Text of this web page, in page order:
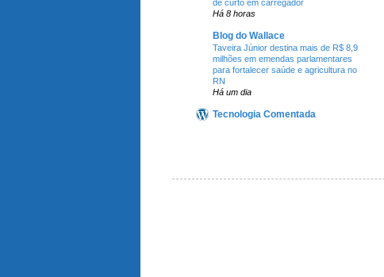
de curto em carregador
Há 8 horas
Blog do Wallace
Taveira Júnior destina mais de R$ 8,9
milhões em emendas parlamentares
para fortalecer saúde e agricultura no
RN
Há um dia
Tecnologia Comentada